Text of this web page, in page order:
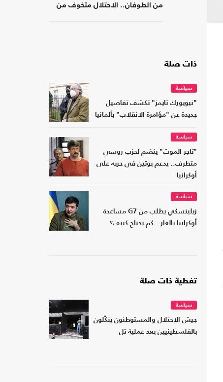
من الطوفان.. الاحتلال متخوف من
ذات صلة
سياسة
"نيويورك تايمز" تكشف تفاصيل
جديدة عن "مؤامرة الانقلاب" بألمانيا
سياسة
"تاجر الموت" ينضم لحزب روسي
متطرف.. يدعم بوتين في حربه على
أوكرانيا
سياسة
زيلينسكي يطلب من G7 مساعدة
أوكرانيا بالغاز.. كم تحتاج كييف؟
تغطية ذات صلة
سياسة
جيش الاحتلال والمستوطنون ينكّلون
بالفلسطينيين بعد عملية تل